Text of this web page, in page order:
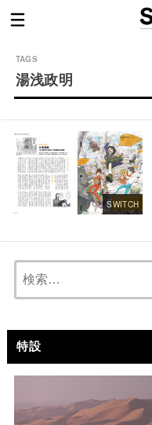
湯浅政明
SWITCH
特設